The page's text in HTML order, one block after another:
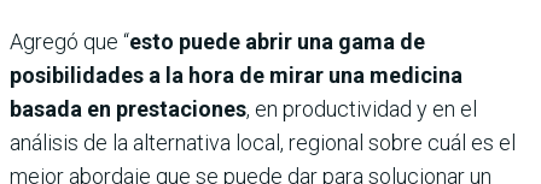
Agregó que “esto puede abrir una gama de
posibilidades a la hora de mirar una medicina
basada en prestaciones, en productividad y en el
análisis de la alternativa local, regional sobre cuál es el
mejor abordaje que se puede dar para solucionar un